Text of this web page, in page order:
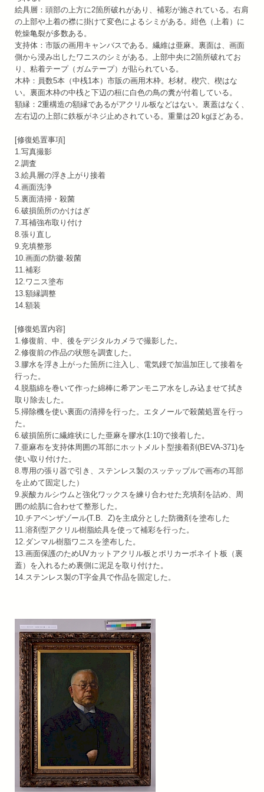
絵具層：頭部の上方に2箇所破れがあり、補彩が施されている。右肩
の上部や上着の襟に掛けて変色によるシミがある。紺色（上着）に
乾燥亀裂が多数ある。
支持体：市販の画用キャンバスである。繊維は亜麻。裏面は、画面
側から浸み出したワニスのシミがある。上部中央に2箇所破れてお
り、粘着テープ（ガムテープ）が貼られている。
木枠：員数5本（中桟1本）市販の画用木枠。杉材。楔穴、楔はな
い。裏面木枠の中桟と下辺の桓に白色の鳥の糞が付着している。
額縁：2重構造の額縁であるがアクリル板などはない。裏蓋はなく、
左右辺の上部に鉄板がネジ止めされている。重量は20 kgほどある。
[修復処置事項]
1.写真撮影
2.調査
3.絵具層の浮き上がり接着
4.画面洗浄
5.裏面清掃・殺菌
6.破損箇所のかけはぎ
7.耳補強布取り付け
8.張り直し
9.充填整形
10.画面の防徽·殺菌
11.補彩
12.ワニス塗布
13.額縁調整
14.額装
[修復処置内容]
1.修復前、中、後をデジタルカメラで撮影した。
2.修復前の作品の状態を調査した。
3.膠水を浮き上がった箇所に注入し、電気鏝で加温加圧して接着を
行った。
4.脱脂綿を巻いて作った綿棒に希アンモニア水をしみ込ませて拭き
取り除去した。
5.掃除機を使い裏面の清掃を行った。エタノールで殺菌処置を行っ
た。
6.破損箇所に繊維状にした亜麻を膠水(1:10)で接着した。
7.亜麻布を支持体周囲の耳部にホットメルト型接着剤(BEVA-371)を
使い取り付けた。
8.専用の張り器で引き、ステンレス製のスッテップルで画布の耳部
を止めて固定した）
9.炭酸カルシウムと強化ワックスを練り合わせた充填剤を詰め、周
囲の絵肌に合わせて整形した。
10.チアベンザゾール(T.B. Z)を主成分とした防黴剤を塗布した
11.溶剤型アクリル樹脂絵具を使って補彩を行った。
12.ダンマル樹脂ワニスを塗布した。
13.画面保護のためUVカットアクリル板とポリカーボネイト板（裏
蓋）を入れるため裏側に泥足を取り付けた。
14.ステンレス製のT字金具で作品を固定した。